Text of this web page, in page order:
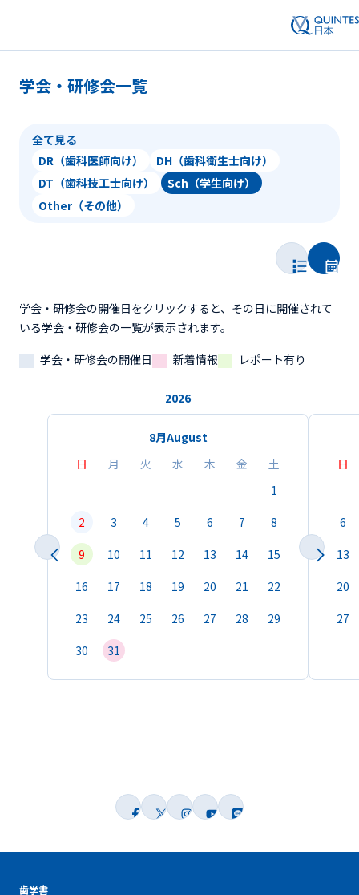
学会・研修会一覧
全て見る
DR（歯科医師向け）
DH（歯科衛生士向け）
DT（歯科技工士向け）
Sch（学生向け）
Other（その他）
学会・研修会の開催日をクリックすると、その日に開催されて
いる学会・研修会の一覧が表示されます。
学会・研修会の開催日
新着情報 レポート有り
2026
8月August
日
月 火 水 木 金
土
1
2
3 4 5 6 7
8
9
10 11 12 13 14
15
16
17 18 19 20 21
22
23
24 25 26 27 28
29
30
31
日
6
13
20
27
歯学書